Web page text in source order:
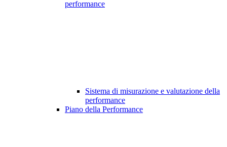
performance
Sistema di misurazione e valutazione della
performance
Piano della Performance